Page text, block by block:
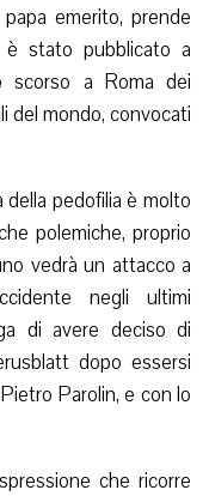
emerito, prende
è stato pubblicato a
scorso a Roma dei
del mondo, convocati
pedofilia è molto
polemiche, proprio
vedrà un attacco a
negli ultimi
di avere deciso di
dopo essersi
Parolin, e con lo
che ricorre